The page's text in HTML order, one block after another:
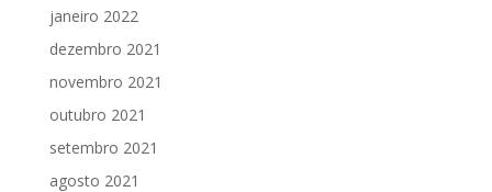
janeiro 2022
dezembro 2021
novembro 2021
outubro 2021
setembro 2021
agosto 2021